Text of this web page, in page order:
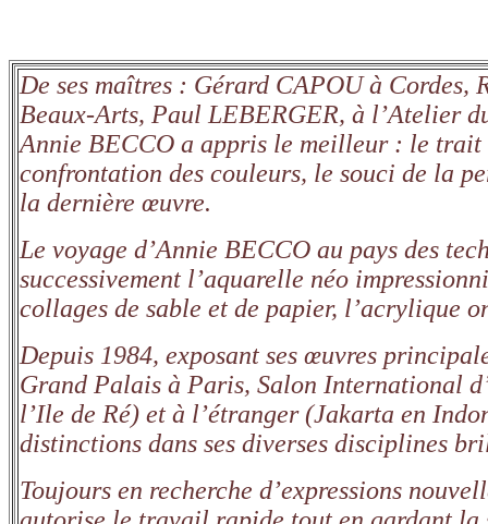
De ses maîtres : Gérard CAPOU à Cordes,
Beaux-Arts, Paul LEBERGER, à l’Atelier
Annie BECCO a appris le meilleur : le
confrontation des couleurs, le souci de la
la dernière œuvre.
Le voyage d’Annie BECCO au pays des
successivement l’aquarelle néo
collages de sable et de papier, l’acrylique
Depuis 1984, exposant ses œuvres
Grand Palais à Paris, Salon International
l’Ile de Ré) et à l’étranger (Jakarta en
distinctions dans ses diverses disciplines
Toujours en recherche d’expressions